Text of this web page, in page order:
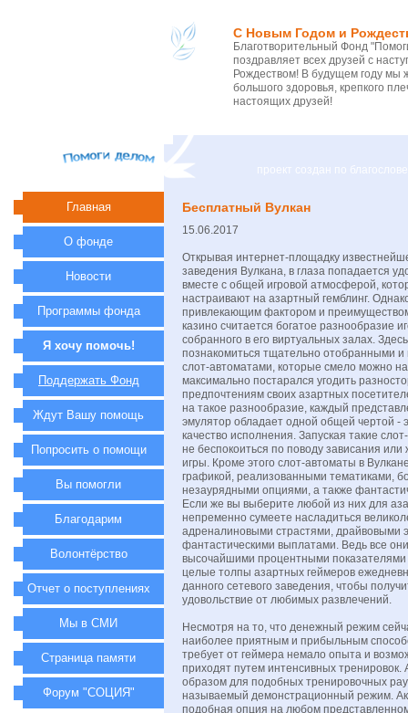
С Новым Годом и
Благотворительный Фонд
поздравляет всех друзей с
Рождеством! В будущем году
большого здоровья, крепкого
настоящих друзей!
проект создан по
Бесплатный Вулкан
15.06.2017
Открывая интернет-площадку
заведения Вулкана, в глаза попадается
вместе с общей игровой атмосферой,
настраивают на азартный гемблинг.
привлекающим фактором и
казино считается богатое разнообразие
собранного в его виртуальных залах.
познакомиться тщательно отобранными
слот-автоматами, которые смело можно
максимально постарался угодить
предпочтениям своих азартных
на такое разнообразие, каждый
эмулятор обладает одной общей чертой -
качество исполнения. Запуская такие
не беспокоиться по поводу зависания или
игры. Кроме этого слот-автоматы в
графикой, реализованными тематиками,
незаурядными опциями, а также
Если же вы выберите любой из них для
непременно сумеете насладиться
адреналиновыми страстями, драйвовыми
фантастическими выплатами. Ведь все
высочайшими процентными показателями
целые толпы азартных геймеров
данного сетевого заведения, чтобы
удовольствие от любимых развлечений.
Несмотря на то, что денежный режим
наиболее приятным и прибыльным
требует от геймера немало опыта и
приходят путем интенсивных
образом для подобных тренировочных
называемый демонстрационный режим.
подобная опция на любом
Главная
О фонде
Новости
Программы фонда
Я хочу помочь!
Поддержать Фонд
Ждут Вашу помощь
Попросить о помощи
Вы помогли
Благодарим
Волонтёрство
Отчет о поступлениях
Мы в СМИ
Страница памяти
Форум "СОЦИЯ"